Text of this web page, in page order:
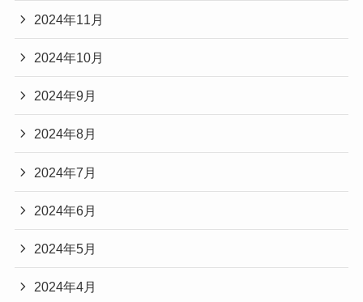
2024年11月
2024年10月
2024年9月
2024年8月
2024年7月
2024年6月
2024年5月
2024年4月